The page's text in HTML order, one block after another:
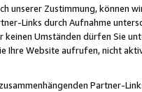
unserer Zustimmung, können
Links durch Aufnahme
keinen Umständen dürfen Sie
Ihre Website aufrufen, nicht
Partner-